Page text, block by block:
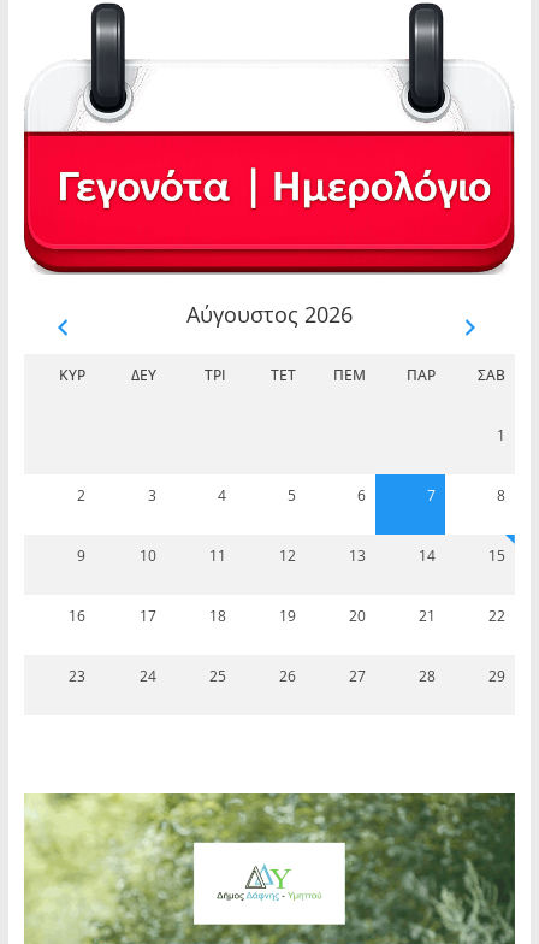
Αύγουστος 2026
ΚΥΡ ΔΕΥ ΤΡΊ ΤΕΤ ΠΈΜ ΠΑΡ ΣΆΒ
1
2 3 4 5 6 7 8
9 10 11 12 13 14 15
16 17 18 19 20 21 22
23 24 25 26 27 28 29